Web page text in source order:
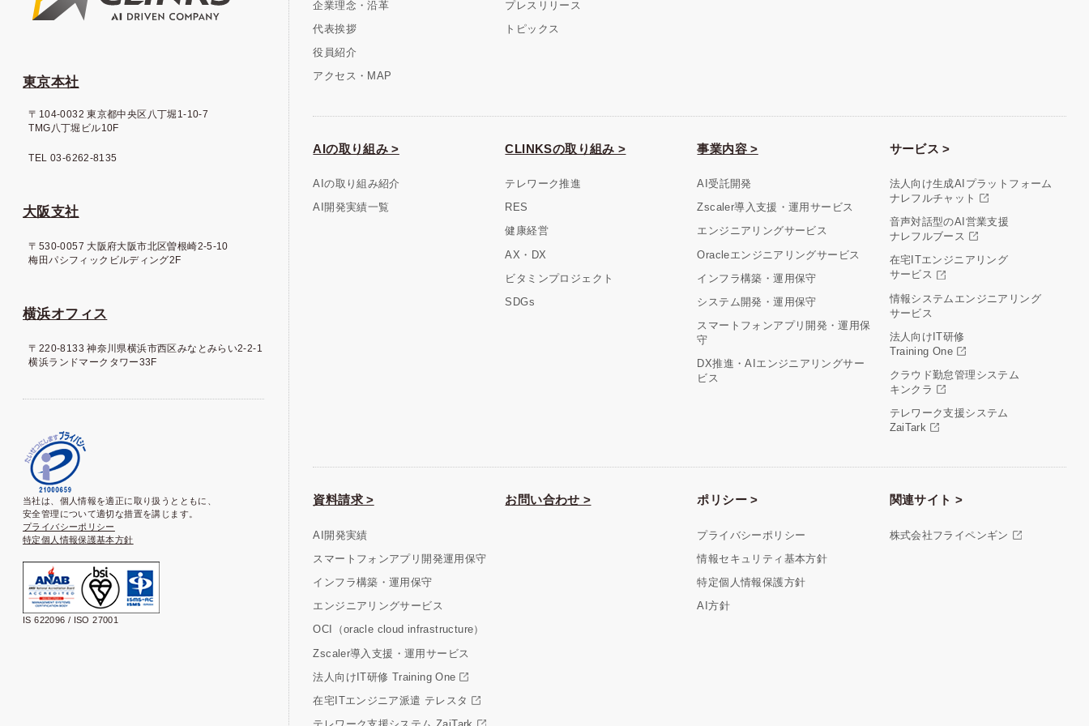
東京本社
〒104-0032 東京都中央区八丁堀1-10-7
TMG八丁堀ビル10F
TEL 03-6262-8135
大阪支社
〒530-0057 大阪府大阪市北区曽根崎2-5-10
梅田パシフィックビルディング2F
横浜オフィス
〒220-8133 神奈川県横浜市西区みなとみらい2-2-1
横浜ランドマークタワー33F
当社は、個人情報を適正に取り扱うとともに、
安全管理について適切な措置を講じます。
プライバシーポリシー
特定個人情報保護基本方針
IS 622096 / ISO 27001
企業理念・沿革
代表挨拶
役員紹介
アクセス・MAP
プレスリリース
トピックス
AIの取り組み >
AIの取り組み紹介
AI開発実績一覧
CLINKSの取り組み >
テレワーク推進
RES
健康経営
AX・DX
ビタミンプロジェクト
SDGs
事業内容 >
AI受託開発
Zscaler導入支援・運用サービス
エンジニアリングサービス
Oracleエンジニアリングサービス
インフラ構築・運用保守
システム開発・運用保守
スマートフォンアプリ開発・運用保
守
DX推進・AIエンジニアリングサー
ビス
サービス >
法人向け生成AIプラットフォーム
ナレフルチャット
音声対話型のAI営業支援
ナレフルブース
在宅ITエンジニアリング
サービス
情報システムエンジニアリング
サービス
法人向けIT研修
Training One
クラウド勤怠管理システム
キンクラ
テレワーク支援システム
ZaiTark
資料請求 >
AI開発実績
スマートフォンアプリ開発運用保守
インフラ構築・運用保守
エンジニアリングサービス
OCI（oracle cloud infrastructure）
Zscaler導入支援・運用サービス
法人向けIT研修 Training One
在宅ITエンジニア派遣 テレスタ
お問い合わせ > ポリシー >
プライバシーポリシー
情報セキュリティ基本方針
特定個人情報保護方針
AI方針
関連サイト >
株式会社フライペンギン